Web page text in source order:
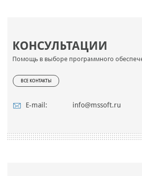
КОНСУЛЬТАЦИИ
Помощь в выборе программного
ВСЕ КОНТАКТЫ
E-mail: info@mssoft.ru